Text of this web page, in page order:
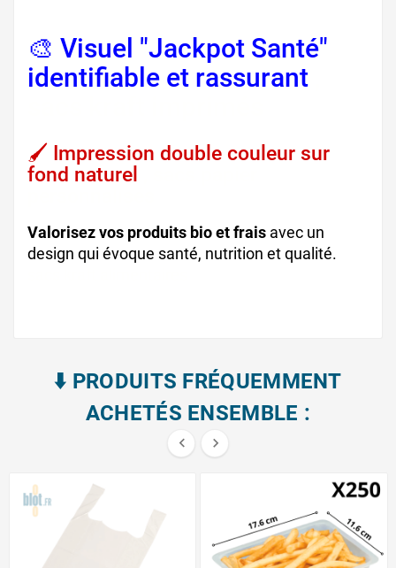
🎨 Visuel "Jackpot Santé"
identifiable et rassurant
🖌️ Impression double couleur sur
fond naturel
Valorisez vos produits bio et frais avec un
design qui évoque santé, nutrition et qualité.
⬇️​ PRODUITS FRÉQUEMMENT
ACHETÉS ENSEMBLE :
 